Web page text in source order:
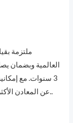
3 سنوات. مع
عن المعادن الأكثر تقدمًا في العالم على هذا النحو في المستقبل..